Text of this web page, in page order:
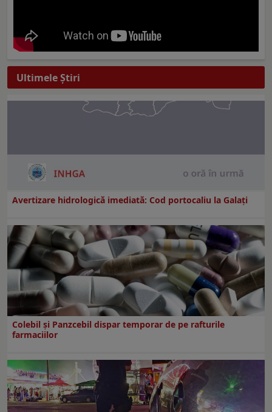
Ultimele Ştiri
Avertizare hidrologică imediată: Cod portocaliu la Galaţi
Colebil și Panzcebil dispar temporar de pe rafturile
farmaciilor